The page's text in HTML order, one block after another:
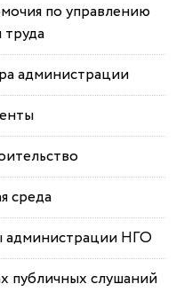
по управлению
администрации
среда
администрации НГО
публичных слушаний